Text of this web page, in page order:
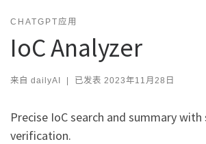
CHATGPT应用
IoC Analyzer
来自 dailyAI | 已发表 2023年11月28日
Precise IoC search and summary
verification.